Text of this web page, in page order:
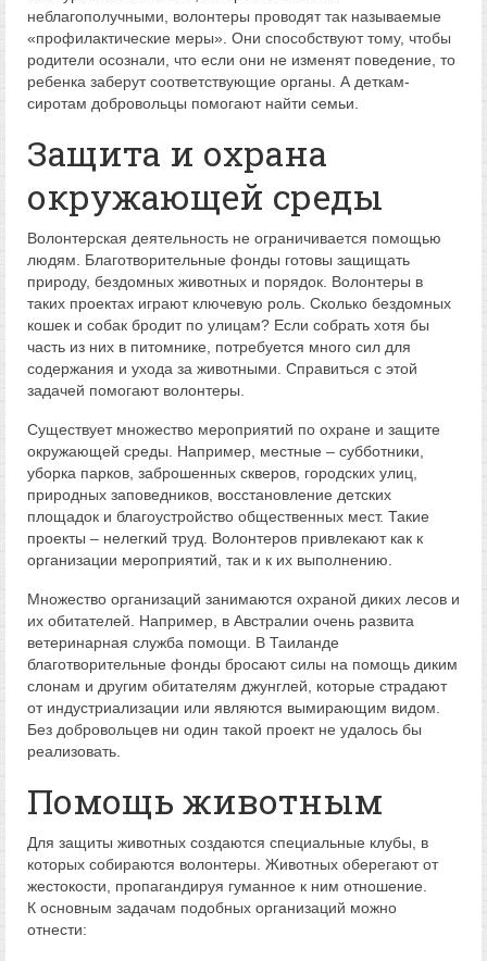
неблагополучными, волонтеры проводят так называемые
«профилактические меры». Они способствуют тому, чтобы
родители осознали, что если они не изменят поведение, то
ребенка заберут соответствующие органы. А деткам-
сиротам добровольцы помогают найти семьи.
Защита и охрана
окружающей среды
Волонтерская деятельность не ограничивается помощью
людям. Благотворительные фонды готовы защищать
природу, бездомных животных и порядок. Волонтеры в
таких проектах играют ключевую роль. Сколько бездомных
кошек и собак бродит по улицам? Если собрать хотя бы
часть из них в питомнике, потребуется много сил для
содержания и ухода за животными. Справиться с этой
задачей помогают волонтеры.
Существует множество мероприятий по охране и защите
окружающей среды. Например, местные – субботники,
уборка парков, заброшенных скверов, городских улиц,
природных заповедников, восстановление детских
площадок и благоустройство общественных мест. Такие
проекты – нелегкий труд. Волонтеров привлекают как к
организации мероприятий, так и к их выполнению.
Множество организаций занимаются охраной диких лесов и
их обитателей. Например, в Австралии очень развита
ветеринарная служба помощи. В Таиланде
благотворительные фонды бросают силы на помощь диким
слонам и другим обитателям джунглей, которые страдают
от индустриализации или являются вымирающим видом.
Без добровольцев ни один такой проект не удалось бы
реализовать.
Помощь животным
Для защиты животных создаются специальные клубы, в
которых собираются волонтеры. Животных оберегают от
жестокости, пропагандируя гуманное к ним отношение.
К основным задачам подобных организаций можно
отнести: